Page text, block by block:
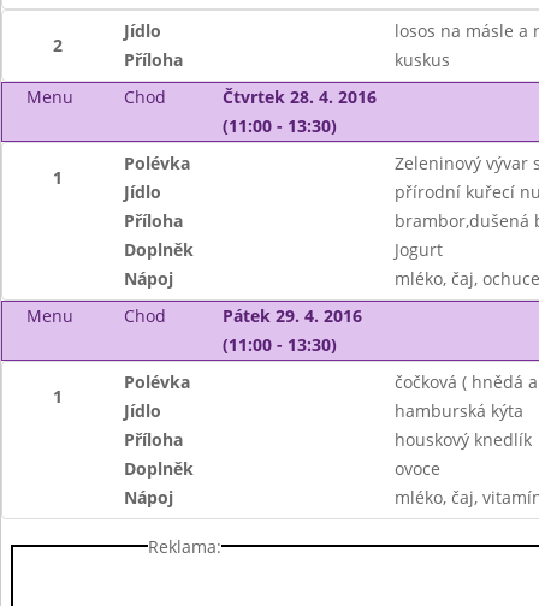
2
Jídlo
losos na másle a
Příloha
kuskus
Menu
Chod
Čtvrtek 28. 4. 2016
(11:00 - 13:30)
1
Polévka
Zeleninový vývar
Jídlo
přírodní kuřecí
Příloha
brambor,dušená
Doplněk
Jogurt
Nápoj
mléko, čaj,
Menu
Chod
Pátek 29. 4. 2016
(11:00 - 13:30)
1
Polévka
čočková ( hnědá
Jídlo
hamburská kýta
Příloha
houskový knedlík
Doplněk
ovoce
Nápoj
mléko, čaj,
Reklama: